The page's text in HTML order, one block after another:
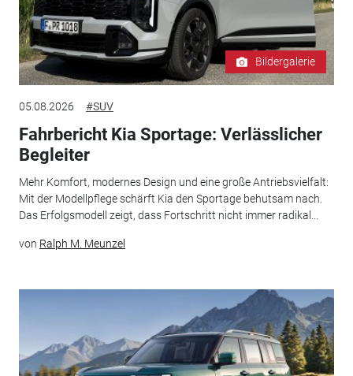
Bildergalerie
05.08.2026 #SUV
Fahrbericht Kia Sportage: Verlässlicher
Begleiter
Mehr Komfort, modernes Design und eine große Antriebsvielfalt:
Mit der Modellpflege schärft Kia den Sportage behutsam nach.
Das Erfolgsmodell zeigt, dass Fortschritt nicht immer radikal...
von Ralph M. Meunzel